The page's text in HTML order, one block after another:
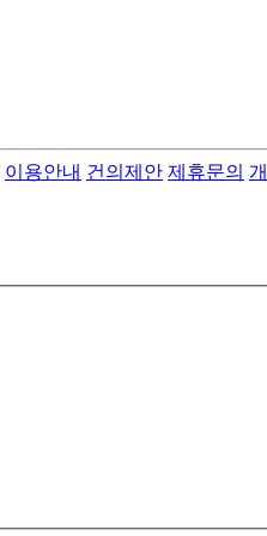
이용안내 건의제안 제휴문의